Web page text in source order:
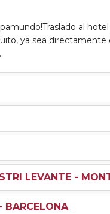
al
ya sea
LEVANTE -
BARCELONA